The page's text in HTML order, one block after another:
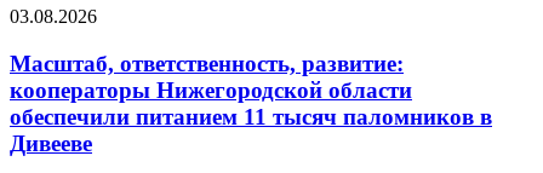
03.08.2026
Масштаб, ответственность, развитие:
кооператоры Нижегородской области
обеспечили питанием 11 тысяч паломников в
Дивееве